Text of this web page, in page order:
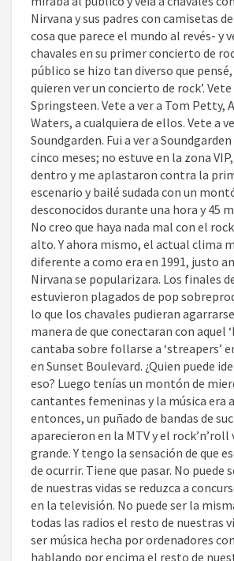
Nirvana y sus padres con camisetas
cosa que parece el mundo al revés- y
chavales en su primer concierto de
público se hizo tan diverso que
quieren ver un concierto de rock’. Vete
Springsteen. Vete a ver a Tom Petty,
Waters, a cualquiera de ellos. Vete a
Soundgarden. Fui a ver a
cinco meses; no estuve en la zona
dentro y me aplastaron contra la
escenario y bailé sudada con un
desconocidos durante una hora y 45
No creo que haya nada mal con el
alto. Y ahora mismo, el actual clima
diferente a como era en 1991, justo
Nirvana se popularizara. Los finales
estuvieron plagados de pop
lo que los chavales pudieran
manera de que conectaran con aquel
cantaba sobre follarse a ‘streapers’
en Sunset Boulevard. ¿Quien puede
eso? Luego tenías un montón de
cantantes femeninas y la música era
entonces, un puñado de bandas de
aparecieron en la MTV y el rock’n’roll
grande. Y tengo la sensación de que
de ocurrir. Tiene que pasar. No puede
de nuestras vidas se reduzca a
en la televisión. No puede ser la
todas las radios el resto de nuestras
ser música hecha por ordenadores
hablando por encima el resto de